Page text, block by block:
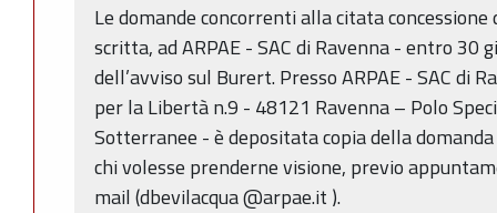
Le domande concorrenti alla citata
scritta, ad ARPAE - SAC di Ravenna - entro 30
dell’avviso sul Burert. Presso ARPAE - SAC di
per la Libertà n.9 - 48121 Ravenna – Polo
Sotterranee - è depositata copia della
chi volesse prenderne visione, previo
mail (dbevilacqua @arpae.it ).